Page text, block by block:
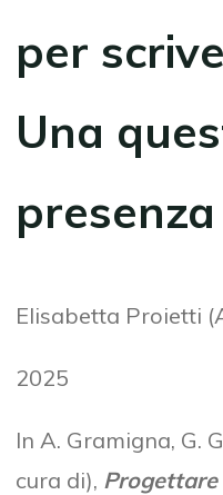
per
Una
presenza
Elisabetta Proietti
2025
In A. Gramigna, G.
cura di),